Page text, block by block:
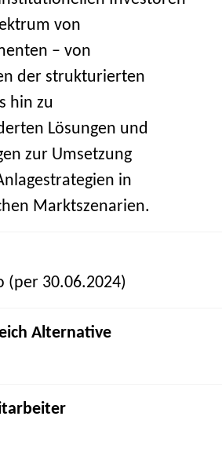
von
– von
der strukturierten
hin zu
Lösungen und
zur Umsetzung
in
Marktszenarien.
(per 30.06.2024)
Alternative